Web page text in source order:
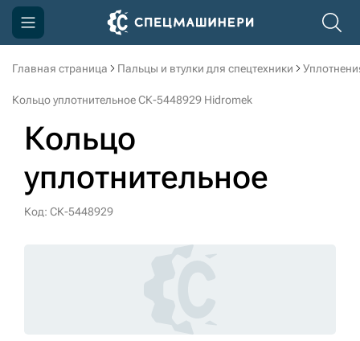
Главная страница Пальцы и втулки для спецтехники
Кольцо уплотнительное СК-5448929 Hidromek
Кольцо
уплотнительное
Код: СК-5448929
Компания
Доставка и оплата
Информация
Контакты